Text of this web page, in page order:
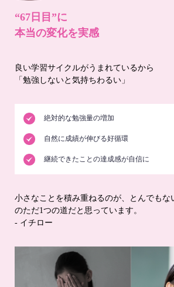
“67日目”に
本当の変化を実感
良い学習サイクルがうまれているから
「勉強しないと気持ちわるい」
絶対的な勉強量の増加
自然に成績が伸びる好循環
継続できたことの達成感が自信に
小さなことを積み重ねるのが、とんでもな
のただ1つの道だと思っています。
- イチロー